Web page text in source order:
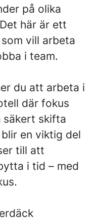
på olika
här är ett
vill arbeta
i team.
du att arbeta i
där fokus
säkert skifta
en viktig del
till att
i tid – med